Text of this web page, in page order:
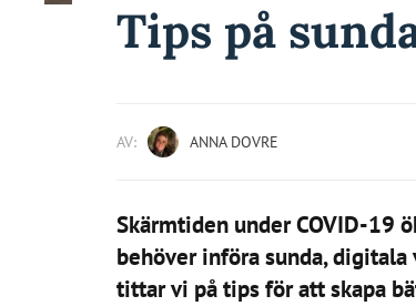
Tips på
AV: ANNA DOVRE
Skärmtiden under COVID-19
behöver införa sunda,
tittar vi på tips för att skapa